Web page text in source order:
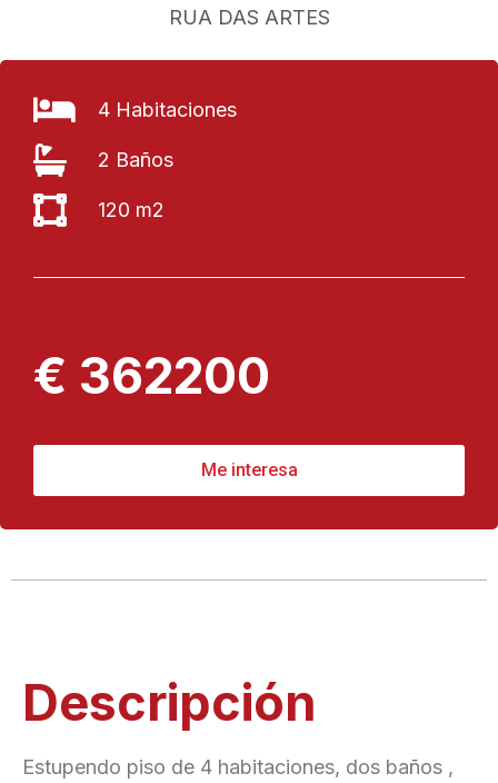
RUA DAS ARTES
4 Habitaciones
2 Baños
120 m2
€ 362200
Me interesa
Descripción
Estupendo piso de 4 habitaciones, dos baños ,